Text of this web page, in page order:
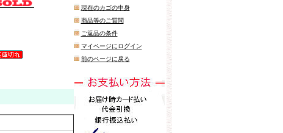
現在のカゴの中身
商品等のご質問
ご返品の条件
マイページにログイン
前のページに戻る